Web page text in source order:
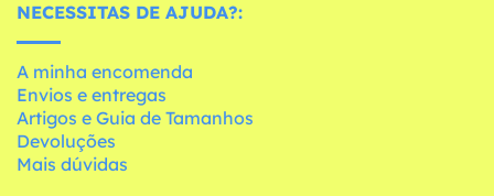
NECESSITAS DE AJUDA?:
A minha encomenda
Envios e entregas
Artigos e Guia de Tamanhos
Devoluções
Mais dúvidas